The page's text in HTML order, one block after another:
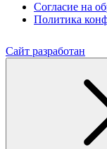
Согласие на
Политика
Сайт разработан